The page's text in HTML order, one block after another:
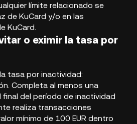
límite relacionado se
de KuCard y/o en las
KuCard.
o eximir la tasa por
tasa por inactividad:
Completa al menos una
del período de inactividad
realiza transacciones
mínimo de 100 EUR dentro